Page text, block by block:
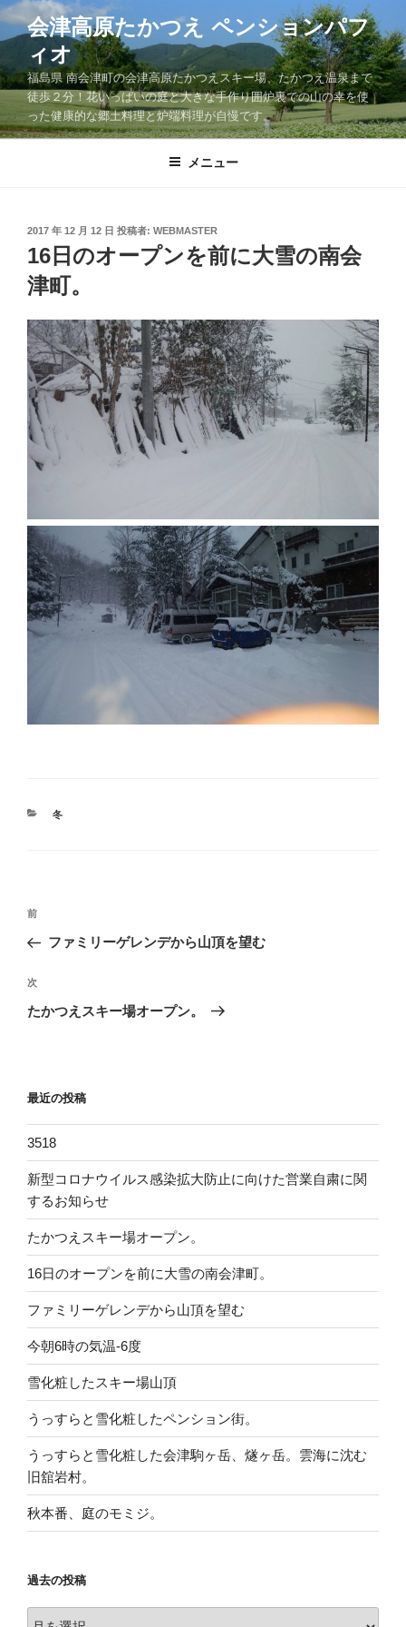
コ
ン
ツ
へ
ス
会津高原たかつえ ペンションパフ
ィオ
福島県 南会津町の会津高原たかつえスキー場、たかつえ温泉まで
徒歩２分！花いっぱいの庭と大きな手作り囲炉裏での山の幸を使
った健康的な郷土料理と炉端料理が自慢です。
メニュー
投
稿
日:
2017 年 12 月 12 日 投稿者: WEBMASTER
16日のオープンを前に大雪の南会
津町。
カ
冬
投
ビ
ゲ
ン
過
去
投
稿
前
ファミリーゲレンデから山頂を望む
次
の
次
たかつえスキー場オープン。
最近の投稿
3518
新型コロナウイルス感染拡大防止に向けた営業自粛に関
するお知らせ
たかつえスキー場オープン。
16日のオープンを前に大雪の南会津町。
ファミリーゲレンデから山頂を望む
今朝6時の気温-6度
雪化粧したスキー場山頂
うっすらと雪化粧したペンション街。
うっすらと雪化粧した会津駒ヶ岳、燧ヶ岳。雲海に沈む
旧舘岩村。
秋本番、庭のモミジ。
過去の投稿
過